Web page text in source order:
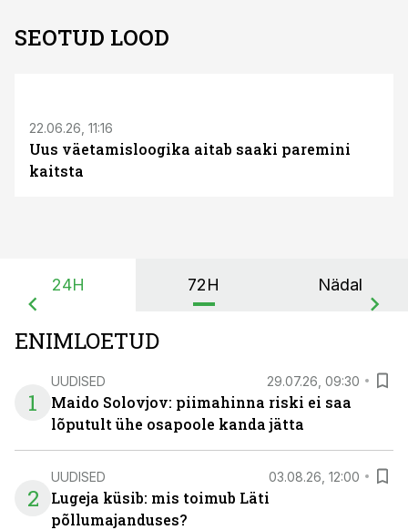
SEOTUD LOOD
22.06.26, 11:16
Uus väetamisloogika aitab saaki paremini
kaitsta
24H 72H Nädal
ENIMLOETUD
1
UUDISED 29.07.26, 09:30
Maido Solovjov: piimahinna riski ei saa
lõputult ühe osapoole kanda jätta
2
UUDISED 03.08.26, 12:00
Lugeja küsib: mis toimub Läti
põllumajanduses?